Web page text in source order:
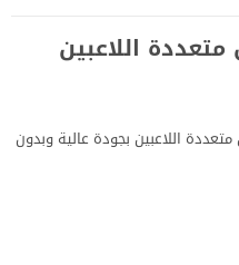
اللاعبين
اللاعبين بجودة عالية وبدون